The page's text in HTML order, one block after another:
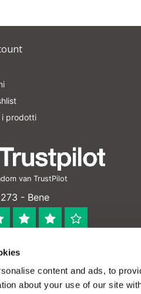
content and ads, to
about your use of our site
i prodotti
van TrustPilot
- Bene
rechten verleend worden